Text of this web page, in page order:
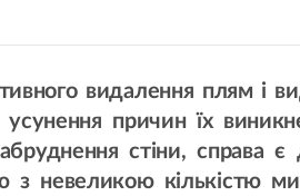
видалення плям і
усунення причин їх
стіни,
невеликою кількістю